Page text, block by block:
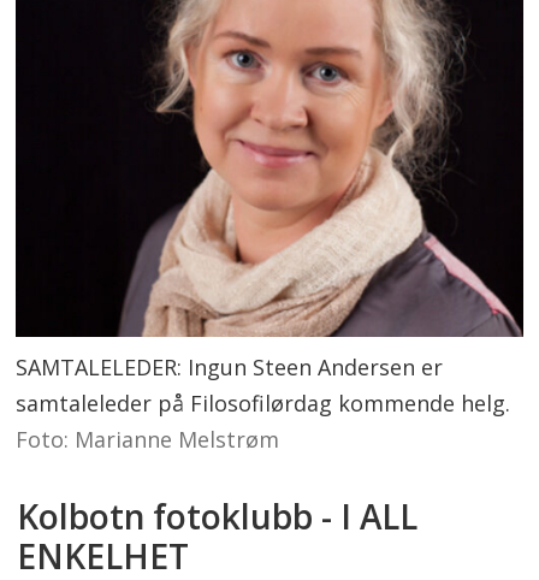
SAMTALELEDER: Ingun Steen Andersen er
samtaleleder på Filosofilørdag kommende helg.
Foto: Marianne Melstrøm
Kolbotn fotoklubb - I ALL
ENKELHET